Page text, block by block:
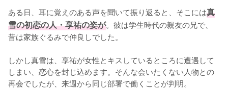
ある日、耳に覚えのある声を聞いて振り返ると、そこには真
雪の初恋の人・享祐の姿が。彼は学生時代の親友の兄で、
昔は家族ぐるみで仲良しでした。
しかし真雪は、享祐が女性とキスしているところに遭遇して
しまい、恋心を封じ込めます。そんな会いたくない人物との
再会でしたが、来週から同じ部署で働くことが判明。